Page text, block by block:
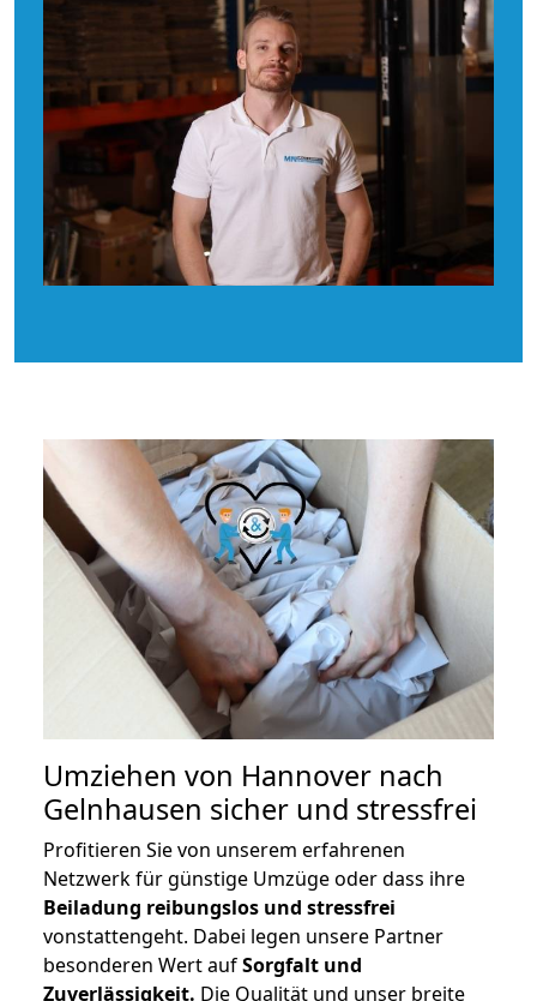
Umziehen von Hannover nach
Gelnhausen sicher und stressfrei
Profitieren Sie von unserem erfahrenen
Netzwerk für günstige Umzüge oder dass ihre
Beiladung reibungslos und stressfrei
vonstattengeht. Dabei legen unsere Partner
besonderen Wert aufSorgfalt und
Zuverlässigkeit. Die Qualität und unser breite